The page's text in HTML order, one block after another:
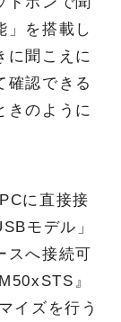
」を搭載し
に聞こえに
確認できる
きのように
に直接接
モデル」
スへ接続可
』
イズを行う